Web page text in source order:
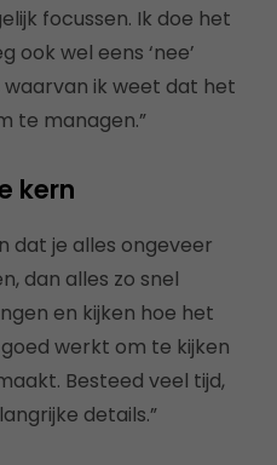
focussen. Ik doe het
ook wel eens ‘nee’
ik weet dat het
te managen.”
kern
dat je alles ongeveer
dan alles zo snel
en kijken hoe het
werkt om te kijken
Besteed veel tijd,
details.”